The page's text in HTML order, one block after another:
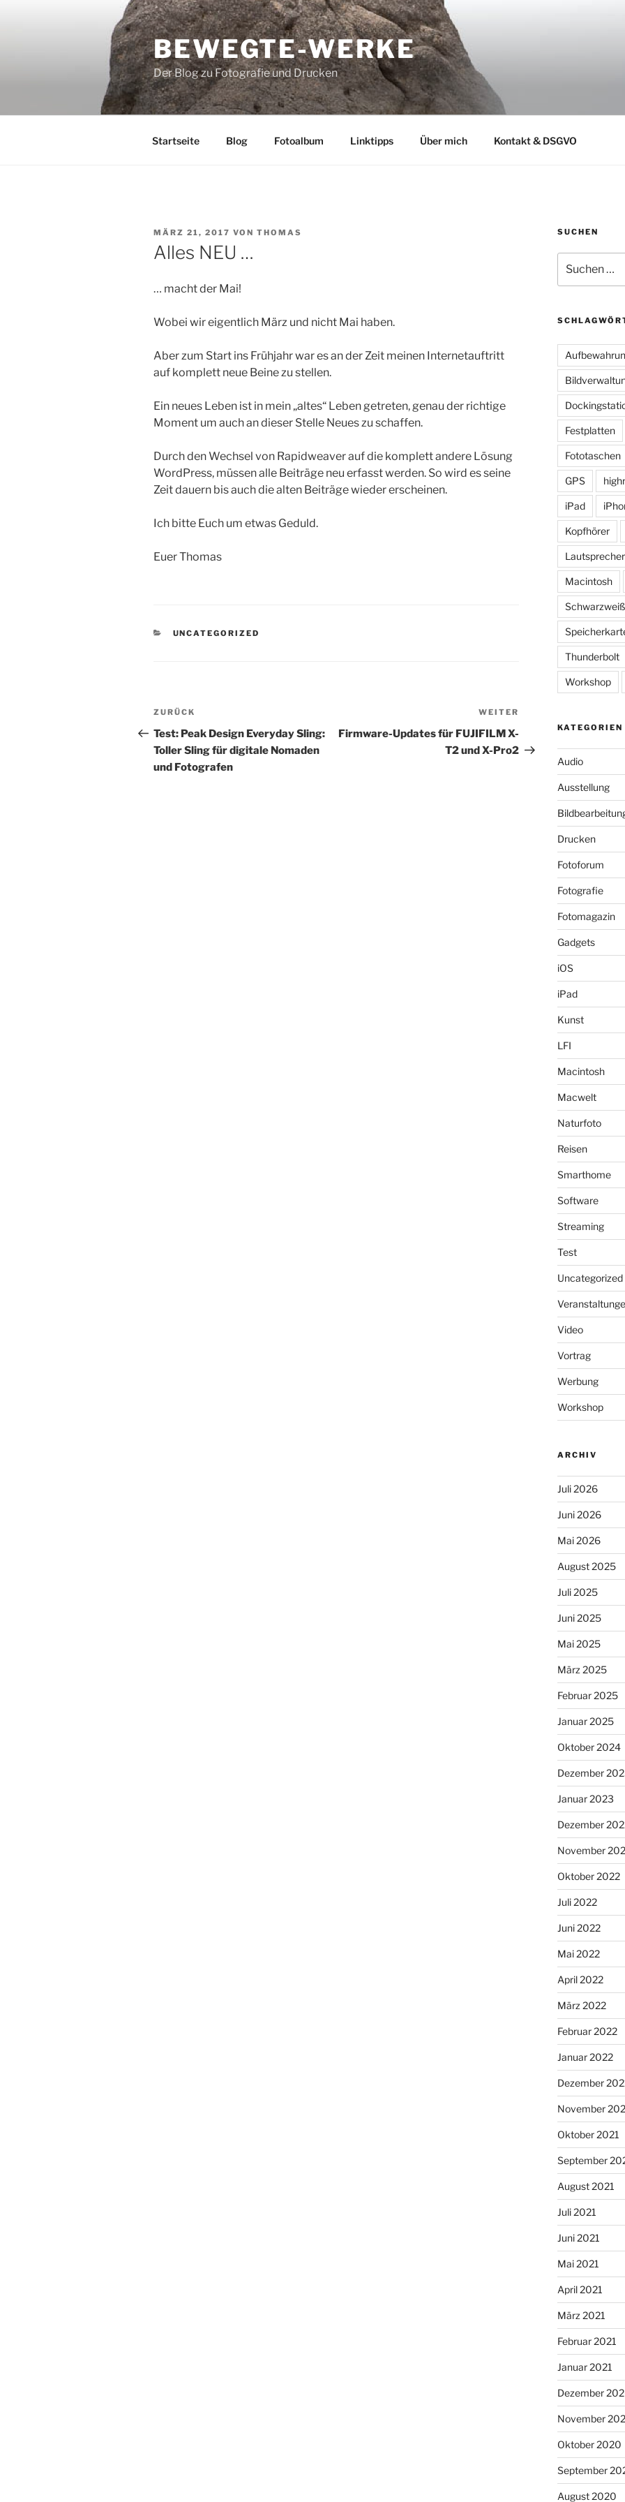
BEWEGTE-WERKE
Der Blog zu Fotografie und Drucken
Startseite Blog Fotoalbum Linktipps Über mich Kontakt & DSGVO
VERÖFFENTLICHT
AM
MÄRZ 21, 2017 VON THOMAS
Alles NEU …
… macht der Mai!
Wobei wir eigentlich März und nicht Mai haben.
Aber zum Start ins Frühjahr war es an der Zeit meinen Internetauftritt
auf komplett neue Beine zu stellen.
Ein neues Leben ist in mein „altes“ Leben getreten, genau der richtige
Moment um auch an dieser Stelle Neues zu schaffen.
Durch den Wechsel von Rapidweaver auf die komplett andere Lösung
WordPress, müssen alle Beiträge neu erfasst werden. So wird es seine
Zeit dauern bis auch die alten Beiträge wieder erscheinen.
Ich bitte Euch um etwas Geduld.
Euer Thomas
KATEGORIEN
UNCATEGORIZED
Beitragsnavigation
Vorheriger
Beitrag
ZURÜCK
Test: Peak Design Everyday Sling:
Toller Sling für digitale Nomaden
und Fotografen
Beitrag
WEITER
Firmware-Updates für FUJIFILM X-
T2 und X-Pro2
SUCHEN
nach:
Festplatten
Fototaschen
GPS
iPad
Kopfhörer
Lautsprecher
Macintosh
Schwarzweiß
Thunderbolt
Workshop
KATEGORIEN
Audio
Ausstellung
Drucken
Fotoforum
Fotografie
Fotomagazin
Gadgets
iOS
iPad
Kunst
LFI
Macintosh
Macwelt
Naturfoto
Reisen
Smarthome
Software
Streaming
Test
Uncategorized
Video
Vortrag
Werbung
Workshop
ARCHIV
Juli 2026
Juni 2026
Mai 2026
August 2025
Juli 2025
Juni 2025
Mai 2025
März 2025
Februar 2025
Januar 2025
Oktober 2024
Dezember
Januar 2023
Dezember
November
Oktober 2022
Juli 2022
Juni 2022
Mai 2022
April 2022
März 2022
Februar 2022
Januar 2022
Dezember
November
Oktober 2021
September
August 2021
Juli 2021
Juni 2021
Mai 2021
April 2021
März 2021
Februar 2021
Januar 2021
Dezember
November
Oktober 2020
September
August 2020